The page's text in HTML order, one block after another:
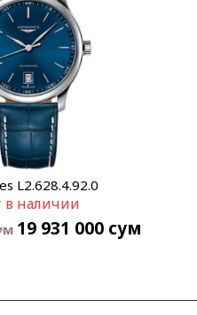
L2.628.4.92.0
в наличии
19 931 000 сум